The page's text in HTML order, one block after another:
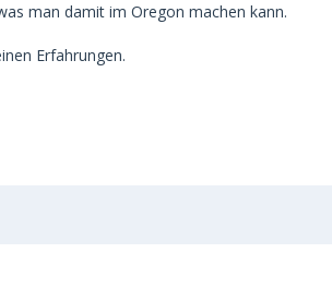
man damit im Oregon machen kann.
Erfahrungen.